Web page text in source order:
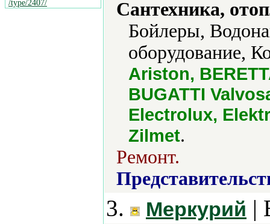
/type/2407/
Сантехника,
Бойлеры,
оборудование,
Ariston,
BUGATTI
Electrolux,
Zilmet.
Ремонт.
3. Меркурий |